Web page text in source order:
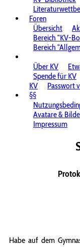
Foren
Übersicht
Bereich "KV-
Bereich
Über KV
Spende für KV
KV
Passwort
§§
Avatare &
Impressum
Habe auf dem